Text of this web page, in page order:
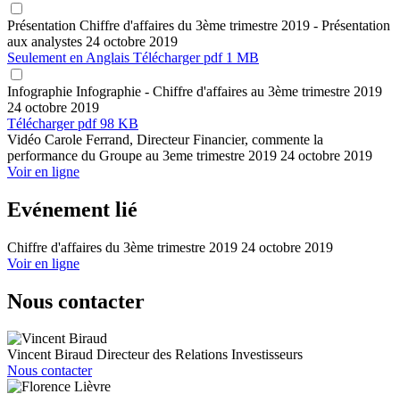
Présentation Chiffre d'affaires du 3ème trimestre 2019 - Présentation
aux analystes 24 octobre 2019
Seulement en Anglais Téléchargerpdf 1 MB
Infographie Infographie - Chiffre d'affaires au 3ème trimestre 2019
24 octobre 2019
Téléchargerpdf 98 KB
Vidéo Carole Ferrand, Directeur Financier, commente la
performance du Groupe au 3eme trimestre 2019 24 octobre 2019
Voir en ligne
Evénement lié
Chiffre d'affaires du 3ème trimestre 2019 24 octobre 2019
Voir en ligne
Nous contacter
Vincent Biraud Directeur des Relations Investisseurs
Nous contacter